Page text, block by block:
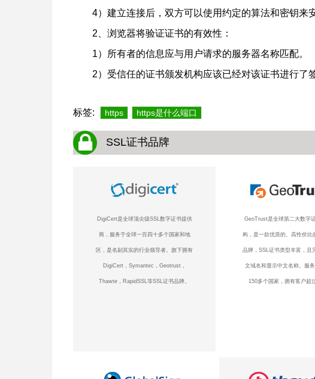
4）建立连接后，双方可以使用约定的算法和密钥来
2、浏览器将验证证书的有效性：
1）所有者的信息应与用户请求的服务器名称匹配。
2）受信任的证书颁发机构应该已经对该证书进行了
标签: https https是什么端口
SSL证书品牌
DigiCert是全球顶尖级SSL数字证书提供
商，服务于全球一百四十多个国家和地
区，是名副其实的行业领导者。旗下拥有
DigiCert，Symantec，Geotrust，
Thawte，RapidSSL等SSL证书品牌。
GeoTrust是全球第二大数字
构，是一款优质的、高性价比
品牌，SSL证书类型丰富，且
文域名和显示中文名称。服
150多个国家，拥有客户超